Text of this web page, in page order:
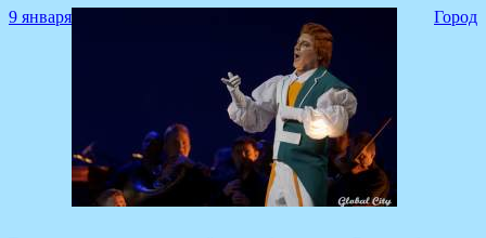
9 января Город